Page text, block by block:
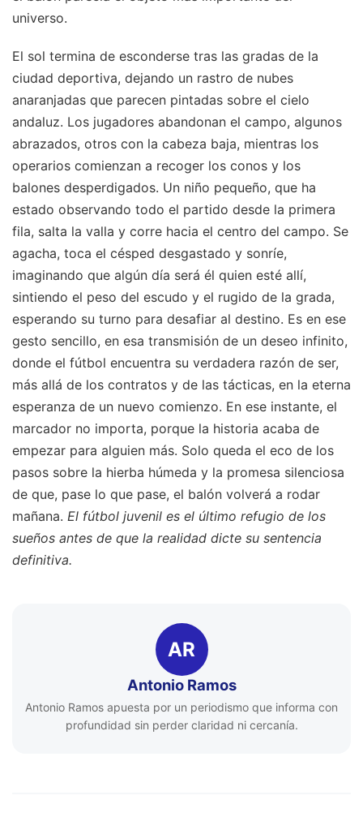
universo.
El sol termina de esconderse tras las gradas de la
ciudad deportiva, dejando un rastro de nubes
anaranjadas que parecen pintadas sobre el cielo
andaluz. Los jugadores abandonan el campo, algunos
abrazados, otros con la cabeza baja, mientras los
operarios comienzan a recoger los conos y los
balones desperdigados. Un niño pequeño, que ha
estado observando todo el partido desde la primera
fila, salta la valla y corre hacia el centro del campo. Se
agacha, toca el césped desgastado y sonríe,
imaginando que algún día será él quien esté allí,
sintiendo el peso del escudo y el rugido de la grada,
esperando su turno para desafiar al destino. Es en ese
gesto sencillo, en esa transmisión de un deseo infinito,
donde el fútbol encuentra su verdadera razón de ser,
más allá de los contratos y de las tácticas, en la eterna
esperanza de un nuevo comienzo. En ese instante, el
marcador no importa, porque la historia acaba de
empezar para alguien más. Solo queda el eco de los
pasos sobre la hierba húmeda y la promesa silenciosa
de que, pase lo que pase, el balón volverá a rodar
mañana. El fútbol juvenil es el último refugio de los
sueños antes de que la realidad dicte su sentencia
definitiva.
AR
Antonio Ramos
Antonio Ramos apuesta por un periodismo que informa con
profundidad sin perder claridad ni cercanía.